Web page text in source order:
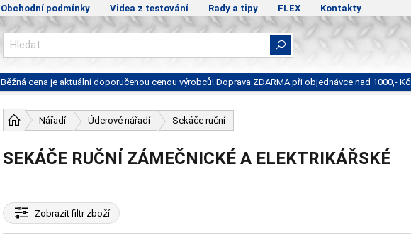
Obchodní podmínky Videa z testování Rady a tipy FLEX Kontakty
Běžná cena je aktuální doporučenou cenou výrobců! Doprava ZDARMA při objednávce nad 1000,- Kč
Nářadí Úderové nářadí Sekáče ruční
SEKÁČE RUČNÍ ZÁMEČNICKÉ A ELEKTRIKÁŘSKÉ
Zobrazitfiltr zboží